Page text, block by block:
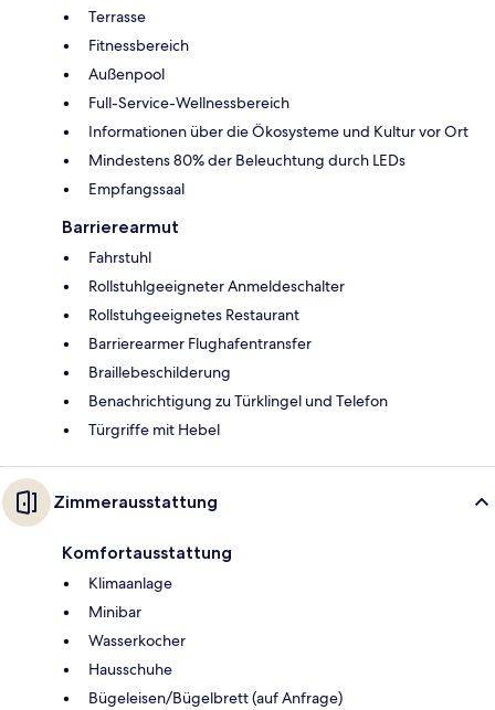
Terrasse
Fitnessbereich
Außenpool
Full-Service-Wellnessbereich
Informationen über die Ökosysteme und Kultur vor Ort
Mindestens 80% der Beleuchtung durch LEDs
Empfangssaal
Barrierearmut
Fahrstuhl
Rollstuhlgeeigneter Anmeldeschalter
Rollstuhgeeignetes Restaurant
Barrierearmer Flughafentransfer
Braillebeschilderung
Benachrichtigung zu Türklingel und Telefon
Türgriffe mit Hebel
Zimmerausstattung
Komfortausstattung
Klimaanlage
Minibar
Wasserkocher
Hausschuhe
Bügeleisen/Bügelbrett (auf Anfrage)